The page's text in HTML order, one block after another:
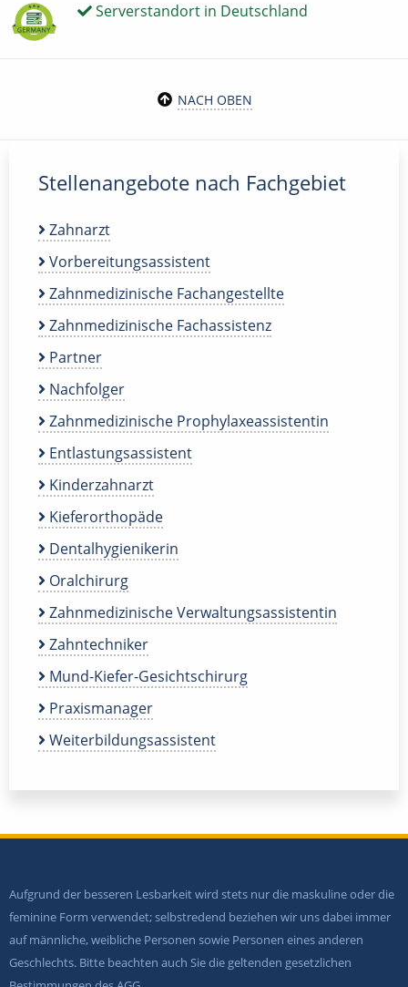
Serverstandort in Deutschland
NACH OBEN
Stellenangebote nach Fachgebiet
Zahnarzt
Vorbereitungsassistent
Zahnmedizinische Fachangestellte
Zahnmedizinische Fachassistenz
Partner
Nachfolger
Zahnmedizinische Prophylaxeassistentin
Entlastungsassistent
Kinderzahnarzt
Kieferorthopäde
Dentalhygienikerin
Oralchirurg
Zahnmedizinische Verwaltungsassistentin
Zahntechniker
Mund-Kiefer-Gesichtschirurg
Praxismanager
Weiterbildungsassistent
Aufgrund der besseren Lesbarkeit wird stets nur die maskuline oder die
feminine Form verwendet; selbstredend beziehen wir uns dabei immer
auf männliche, weibliche Personen sowie Personen eines anderen
Geschlechts. Bitte beachten auch Sie die geltenden gesetzlichen